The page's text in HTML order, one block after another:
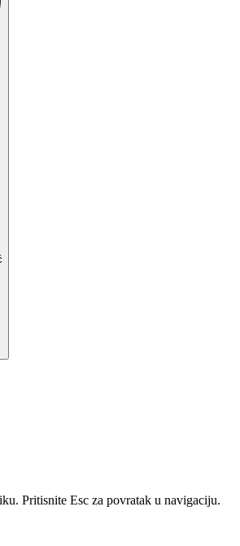
Pritisnite Esc za povratak u navigaciju.